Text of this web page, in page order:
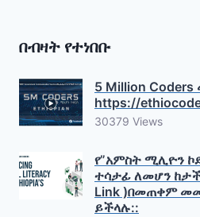
በብዛት የተነበቡ
5 Million
https://
30379 Views
የ”አምስት ሚሊዮን
ተሳታፊ ለመሆን
Link )በመጠቀም
ይችላሉ::